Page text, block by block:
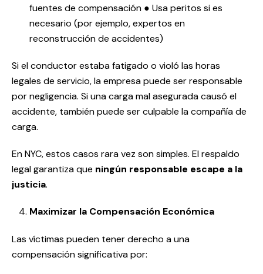
fuentes de compensación ● Usa peritos si es
necesario (por ejemplo, expertos en
reconstrucción de accidentes)
Si el conductor estaba fatigado o violó las horas
legales de servicio, la empresa puede ser responsable
por negligencia. Si una carga mal asegurada causó el
accidente, también puede ser culpable la compañía de
carga.
En NYC, estos casos rara vez son simples. El respaldo
legal garantiza que ningún responsable escape a la
justicia.
Maximizar la Compensación Económica
Las víctimas pueden tener derecho a una
compensación significativa por: